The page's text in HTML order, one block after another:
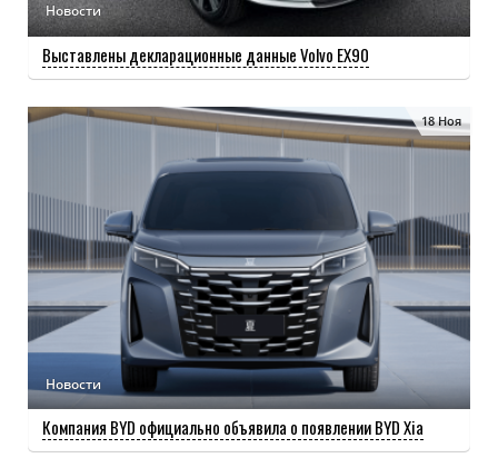
Новости
Выставлены декларационные данные Volvo EX90
Новости
18 Ноя
Компания BYD официально объявила о появлении BYD Xia